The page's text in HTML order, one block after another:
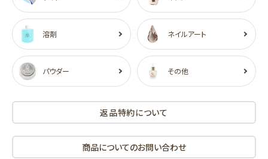
溶剤 ネイルアート
パウダー その他
返品特約について
商品についてのお問い合わせ